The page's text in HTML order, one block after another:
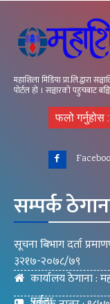
महाशिला मिडिया प्रा.लि.द्वारा
पोर्टल हो । सञ्चारको पहुचबाट
फलो गर्नुहोस :
सम्पर्क
सूचना बिभाग दर्ता
३२१७-२०७८/७९
कार्यालय ठेगाना :